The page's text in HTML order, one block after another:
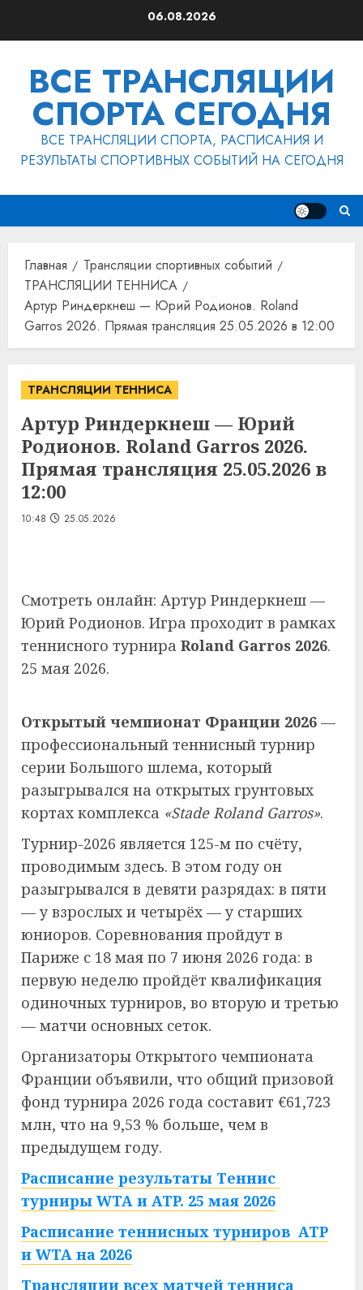
06.08.2026
ВСЕ ТРАНСЛЯЦИИ
СПОРТА СЕГОДНЯ
ВСЕ ТРАНСЛЯЦИИ СПОРТА, РАСПИСАНИЯ И
РЕЗУЛЬТАТЫ СПОРТИВНЫХ СОБЫТИЙ НА СЕГОДНЯ
Главная
Трансляции спортивных событий
ТРАНСЛЯЦИИ ТЕННИСА
Артур Риндеркнеш — Юрий Родионов. Roland
Garros 2026. Прямая трансляция 25.05.2026 в 12:00
ТРАНСЛЯЦИИ ТЕННИСА
Артур Риндеркнеш — Юрий
Родионов. Roland Garros 2026.
Прямая трансляция 25.05.2026 в
12:00
10:48 25.05.2026
Смотреть онлайн: Артур Риндеркнеш —
Юрий Родионов. Игра проходит в рамках
теннисного турнира Roland Garros 2026.
25 мая 2026.
Открытый чемпионат Франции 2026 —
профессиональный теннисный турнир
серии Большого шлема, который
разыгрывался на открытых грунтовых
кортах комплекса «Stade Roland Garros».
Турнир-2026 является 125-м по счёту,
проводимым здесь. В этом году он
разыгрывался в девяти разрядах: в пяти
— у взрослых и четырёх — у старших
юниоров. Соревнования пройдут в
Париже с 18 мая по 7 июня 2026 года: в
первую неделю пройдёт квалификация
одиночных турниров, во вторую и третью
— матчи основных сеток.
Организаторы Открытого чемпионата
Франции объявили, что общий призовой
фонд турнира 2026 года составит €61,723
млн, что на 9,53 % больше, чем в
предыдущем году.
Расписание результаты Теннис
турниры WTA и ATP. 25 мая 2026
Расписание теннисных турниров ATP
и WTA на 2026
Трансляции всех матчей тенниса